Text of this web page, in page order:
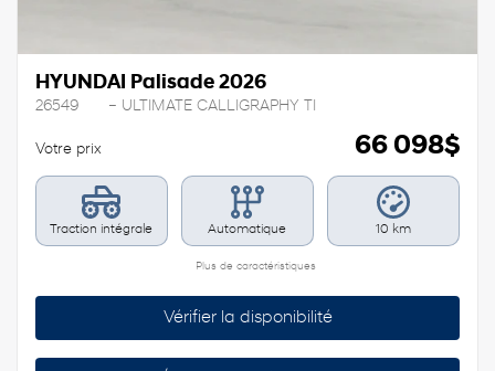
HYUNDAI Palisade 2026
26549 – ULTIMATE CALLIGRAPHY TI
Votre prix 66 098$
Traction intégrale Automatique 10 km
Plus de caractéristiques
Vérifier la disponibilité